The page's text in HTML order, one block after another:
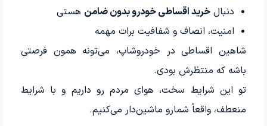
دنبال خرید اقساطی خودرو بدون ضامن هستی
امنیت، انصاف و شفافیت برات مهمه
شاهین اقساطی در خودروشاپ، می‌تونه همون فرصتی
باشه که منتظرش بودی.
تو این شرایط سخت، هوای مردم رو داریم و با شرایط
منعطف، واقعاً شمارو ماشین‌دار می‌کنیم.